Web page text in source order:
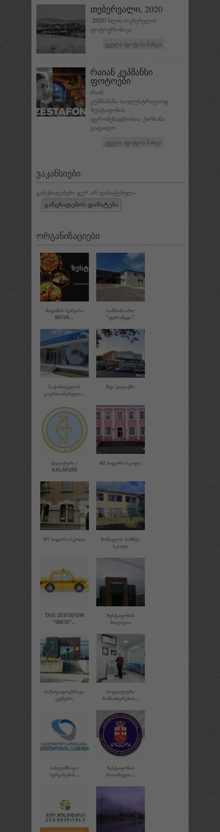
თებერვალი, 2020
2020 წლის თებერვლის
ფოტოქრონიკა
ყველა ფოტოს ნახვა
რაიან კუპმანსი
ფოტოები
რაინ
კუპმანსმა საილუსტრაციოდ
ზესტაფონის
ფეროშენადნობთა ქარხანა
გადაიღო
ყველა ფოტოს ნახვა
ვაკანსიები
განცხადებები ჯერ არ დამატებულა.
ორგანიზაციები
ᲛᲘᲢᲐᲜᲘᲡ ᲡᲔᲠᲕᲘᲡᲘ
MOVA...
ᲡᲐᲛᲨᲝᲑᲘᲐᲠᲝ
"ᲤᲔᲠᲝᲛᲔᲓᲘ"
ᲡᲐᲥᲐᲠᲗᲕᲔᲚᲝᲡ
ᲒᲐᲔᲠᲗᲘᲐᲜᲔᲑᲣᲚᲘ...
ᲨᲣᲐ ᲥᲐᲚᲐᲥᲨᲘ
ᲥᲐᲚᲐᲥᲣᲠᲘ /
KALAKURI
#2 ᲡᲐᲯᲐᲠᲝ ᲡᲙᲝᲚᲐ
#1 ᲡᲐᲯᲐᲠᲝ ᲡᲙᲝᲚᲐ
ᲛᲝᲛᲐᲕᲚᲘᲡ ᲑᲘᲖᲜᲔᲡ
ᲡᲙᲝᲚᲐ
TAXI ZESTAFONI
"IMEDI"...
ᲖᲔᲡᲢᲐᲤᲝᲜᲘᲡ
ᲞᲝᲚᲘᲪᲘᲐ
ᲡᲐᲖᲝᲒᲐᲓᲝᲔᲑᲠᲘᲕᲘ
ᲪᲔᲜᲢᲠᲘ
ᲡᲝᲪᲘᲐᲚᲣᲠᲘ
ᲛᲝᲛᲡᲐᲮᲣᲠᲔᲑᲘᲡ...
ᲡᲐᲮᲔᲚᲛᲬᲘᲤᲝ
ᲡᲔᲠᲕᲘᲡᲔᲑᲘᲡ...
ᲖᲔᲡᲢᲐᲤᲝᲜᲘᲡ
ᲠᲐᲘᲝᲜᲣᲚᲘ...